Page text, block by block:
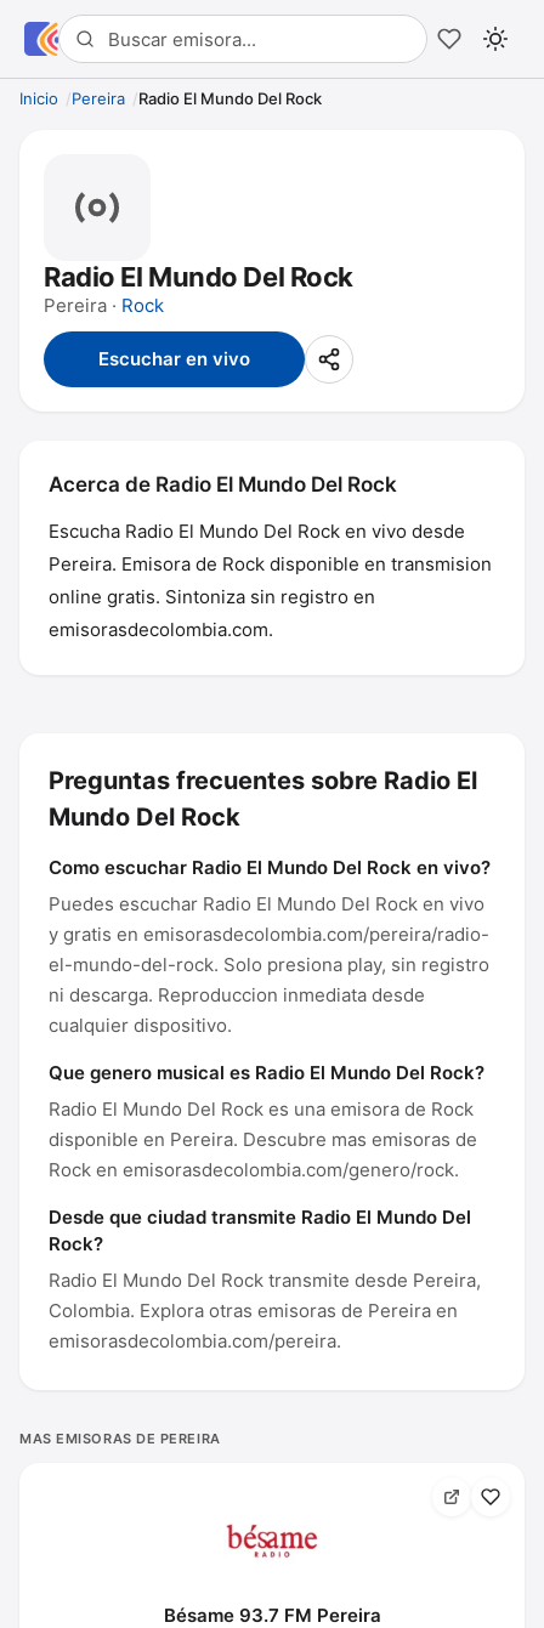
Inicio Pereira Radio El Mundo Del Rock
Radio El Mundo Del Rock
Pereira · Rock
Escuchar en vivo
Acerca de Radio El Mundo Del Rock
Escucha Radio El Mundo Del Rock en vivo desde
Pereira. Emisora de Rock disponible en transmision
online gratis. Sintoniza sin registro en
emisorasdecolombia.com.
Preguntas frecuentes sobre Radio El
Mundo Del Rock
Como escuchar Radio El Mundo Del Rock en vivo?
Puedes escuchar Radio El Mundo Del Rock en vivo
y gratis en emisorasdecolombia.com/pereira/radio-
el-mundo-del-rock. Solo presiona play, sin registro
ni descarga. Reproduccion inmediata desde
cualquier dispositivo.
Que genero musical es Radio El Mundo Del Rock?
Radio El Mundo Del Rock es una emisora de Rock
disponible en Pereira. Descubre mas emisoras de
Rock en emisorasdecolombia.com/genero/rock.
Desde que ciudad transmite Radio El Mundo Del
Rock?
Radio El Mundo Del Rock transmite desde Pereira,
Colombia. Explora otras emisoras de Pereira en
emisorasdecolombia.com/pereira.
MAS EMISORAS DE PEREIRA
Bésame 93.7 FM Pereira